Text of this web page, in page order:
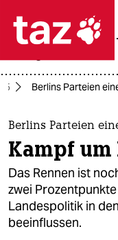

themen
politik
öko
gesellschaft
Berlins Parteien
Berlins Parteien
Kampf
Das Rennen ist
zwei
Landespolitik in
beeinflussen.